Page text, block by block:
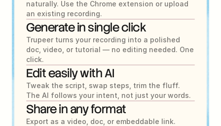
naturally. Use the Chrome extension or upload
an existing recording.
Generate in single click
Trupeer turns your recording into a polished
doc, video, or tutorial — no editing needed. One
click.
Edit easily with AI
Tweak the script, swap steps, trim the fluff.
The AI follows your intent, not just your words.
Share in any format
Export as a video, doc, or embeddable link.